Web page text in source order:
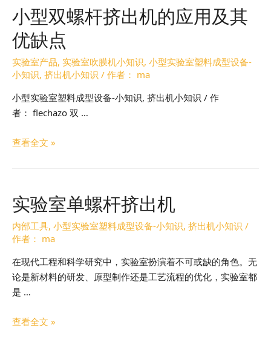
小型双螺杆挤出机的应用及其
优缺点
实验室产品, 实验室吹膜机小知识, 小型实验室塑料成型设备-
小知识, 挤出机小知识 / 作者： ma
小型实验室塑料成型设备-小知识, 挤出机小知识 / 作
者： flechazo 双 …
查看全文 »
实验室单螺杆挤出机
内部工具, 小型实验室塑料成型设备-小知识, 挤出机小知识 /
作者： ma
在现代工程和科学研究中，实验室扮演着不可或缺的角色。无
论是新材料的研发、原型制作还是工艺流程的优化，实验室都
是 …
查看全文 »